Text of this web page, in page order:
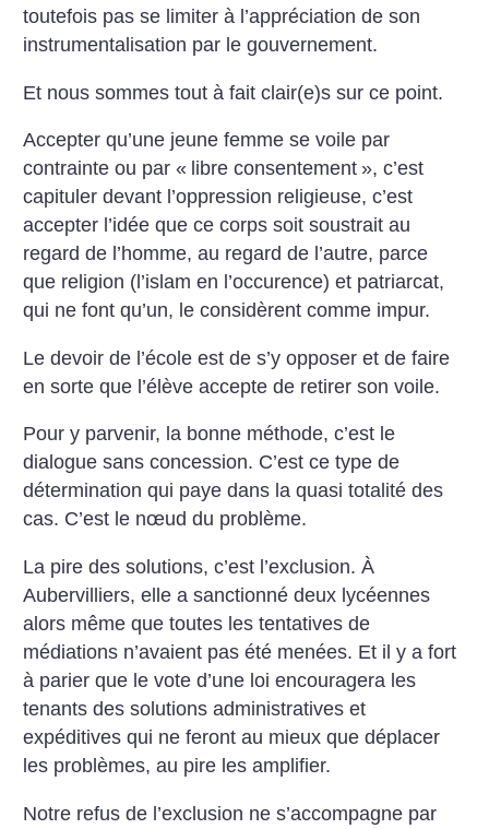
toutefois pas se limiter à l’appréciation de son
instrumentalisation par le gouvernement.
Et nous sommes tout à fait clair(e)s sur ce point.
Accepter qu’une jeune femme se voile par
contrainte ou par « libre consentement », c’est
capituler devant l’oppression religieuse, c’est
accepter l’idée que ce corps soit soustrait au
regard de l’homme, au regard de l’autre, parce
que religion (l’islam en l’occurence) et patriarcat,
qui ne font qu’un, le considèrent comme impur.
Le devoir de l’école est de s’y opposer et de faire
en sorte que l’élève accepte de retirer son voile.
Pour y parvenir, la bonne méthode, c’est le
dialogue sans concession. C’est ce type de
détermination qui paye dans la quasi totalité des
cas. C’est le nœud du problème.
La pire des solutions, c’est l’exclusion. À
Aubervilliers, elle a sanctionné deux lycéennes
alors même que toutes les tentatives de
médiations n’avaient pas été menées. Et il y a fort
à parier que le vote d’une loi encouragera les
tenants des solutions administratives et
expéditives qui ne feront au mieux que déplacer
les problèmes, au pire les amplifier.
Notre refus de l’exclusion ne s’accompagne par